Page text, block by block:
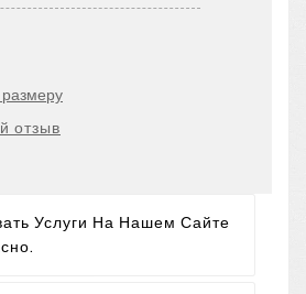
размеру
отзыв
Услуги На Нашем Сайте